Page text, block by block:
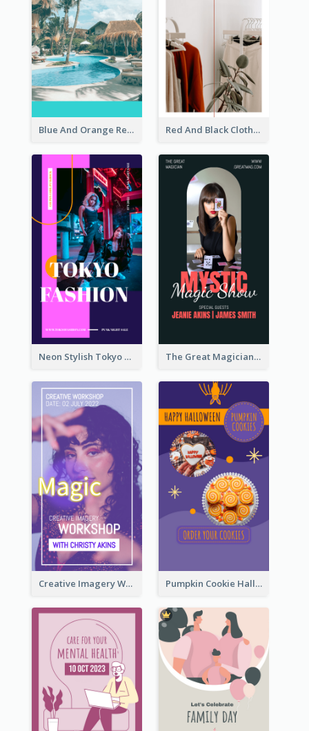
Blue And Orange Resort Photo Hotel Instagram Story Red And Black Clothes Sale Instagram Story
Neon Stylish Tokyo Fashion Night Sale Instagram Design The Great Magician Promote Instagram Stories
Creative Imagery Workshop Instagram Stories Pumpkin Cookie Halloween Promote Instagram Story